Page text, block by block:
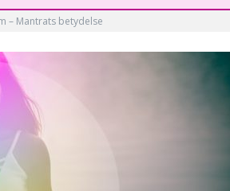
– Mantrats betydelse